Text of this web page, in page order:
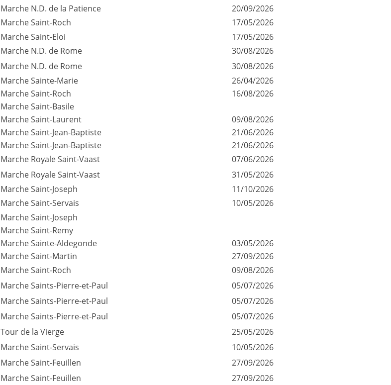
Marche N.D. de la Patience
20/09/2026
Marche Saint-Roch
17/05/2026
Marche Saint-Eloi
17/05/2026
Marche N.D. de Rome
30/08/2026
Marche N.D. de Rome
30/08/2026
Marche Sainte-Marie
26/04/2026
Marche Saint-Roch
16/08/2026
Marche Saint-Basile
Marche Saint-Laurent
09/08/2026
Marche Saint-Jean-Baptiste
21/06/2026
Marche Saint-Jean-Baptiste
21/06/2026
Marche Royale Saint-Vaast
07/06/2026
Marche Royale Saint-Vaast
31/05/2026
Marche Saint-Joseph
11/10/2026
Marche Saint-Servais
10/05/2026
Marche Saint-Joseph
Marche Saint-Remy
Marche Sainte-Aldegonde
03/05/2026
Marche Saint-Martin
27/09/2026
Marche Saint-Roch
09/08/2026
Marche Saints-Pierre-et-Paul
05/07/2026
Marche Saints-Pierre-et-Paul
05/07/2026
Marche Saints-Pierre-et-Paul
05/07/2026
Tour de la Vierge
25/05/2026
Marche Saint-Servais
10/05/2026
Marche Saint-Feuillen
27/09/2026
Marche Saint-Feuillen
27/09/2026